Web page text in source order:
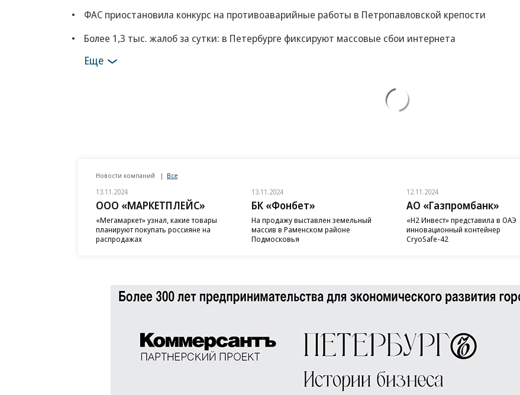
ФАС приостановила конкурс на противоаварийные работы в Петропавловской крепости
Более 1,3 тыс. жалоб за сутки: в Петербурге фиксируют массовые сбои интернета
Еще
Новости компаний Все
13.11.2024
ООО «МАРКЕТПЛЕЙС»
«Мегамаркет» узнал, какие товары
планируют покупать россияне на
распродажах
13.11.2024
БК «Фонбет»
На продажу выставлен земельный
массив в Раменском районе
Подмосковья
12.11.2024
АО «Газпромбанк»
«H2 Инвест» представила в ОАЭ
инновационный контейнер
CryoSafe-42